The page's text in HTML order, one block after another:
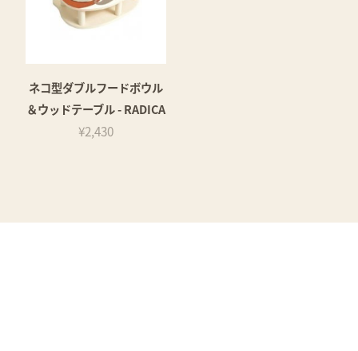
ネコ型ダブルフードボウル
＆ウッドテーブル - RADICA
¥2,430